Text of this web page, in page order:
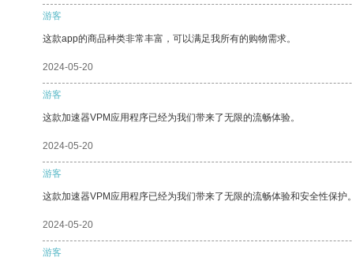
游客
这款app的商品种类非常丰富，可以满足我所有的购物需求。
2024-05-20
游客
这款加速器VPM应用程序已经为我们带来了无限的流畅体验。
2024-05-20
游客
这款加速器VPM应用程序已经为我们带来了无限的流畅体验和安全性保护。
2024-05-20
游客